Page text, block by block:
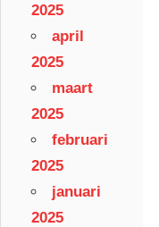
2025
april
2025
maart
2025
februari
2025
januari
2025